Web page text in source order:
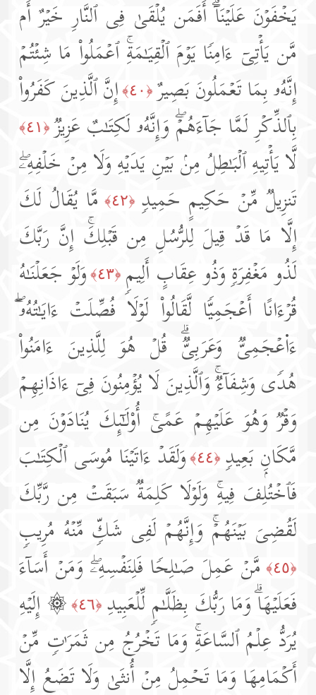
یَخۡفَوۡنَ عَلَیۡنَاۤۗ أَفَمَن یُلۡقَىٰ فِی ٱلنَّارِ خَیۡرٌ أَم
مَّن یَأۡتِیۤ ءَامِنࣰا یَوۡمَ ٱلۡقِیَـٰمَةِۚ ٱعۡمَلُوا۟ مَا شِئۡتُمۡ
إِنَّهُۥ بِمَا تَعۡمَلُونَ بَصِیرٌ ﴿٤٠﴾
إِنَّ ٱلَّذِینَ كَفَرُوا۟
بِٱلذِّكۡرِ لَمَّا جَاۤءَهُمۡۖ وَإِنَّهُۥ لَكِتَـٰبٌ عَزِیزࣱ ﴿٤١﴾
لَّا یَأۡتِیهِ ٱلۡبَـٰطِلُ مِنۢ بَیۡنِ یَدَیۡهِ وَلَا مِنۡ خَلۡفِهِۦۖ
تَنزِیلࣱ مِّنۡ حَكِیمٍ حَمِیدࣲ ﴿٤٢﴾
مَّا یُقَالُ لَكَ
إِلَّا مَا قَدۡ قِیلَ لِلرُّسُلِ مِن قَبۡلِكَۚ إِنَّ رَبَّكَ
لَذُو مَغۡفِرَةࣲ وَذُو عِقَابٍ أَلِیمࣲ ﴿٤٣﴾
وَلَوۡ جَعَلۡنَـٰهُ
قُرۡءَانًا أَعۡجَمِیࣰّا لَّقَالُوا۟ لَوۡلَا فُصِّلَتۡ ءَایَـٰتُهُۥۤۖ
ءَا۬عۡجَمِیࣱّ وَعَرَبِیࣱّۗ قُلۡ هُوَ لِلَّذِینَ ءَامَنُوا۟
هُدࣰى وَشِفَاۤءࣱۚ وَٱلَّذِینَ لَا یُؤۡمِنُونَ فِیۤ ءَاذَانِهِمۡ
وَقۡرࣱ وَهُوَ عَلَیۡهِمۡ عَمًىۚ أُو۟لَـٰۤىِٕكَ یُنَادَوۡنَ مِن
مَّكَانِۭ بَعِیدࣲ ﴿٤٤﴾
وَلَقَدۡ ءَاتَیۡنَا مُوسَى ٱلۡكِتَـٰبَ
فَٱخۡتُلِفَ فِیهِۚ وَلَوۡلَا كَلِمَةࣱ سَبَقَتۡ مِن رَّبِّكَ
لَقُضِیَ بَیۡنَهُمۡۚ وَإِنَّهُمۡ لَفِی شَكࣲّ مِّنۡهُ مُرِیبࣲ
﴿٤٥﴾
مَّنۡ عَمِلَ صَـٰلِحࣰا فَلِنَفۡسِهِۦۖ وَمَنۡ أَسَاۤءَ
فَعَلَیۡهَاۗ وَمَا رَبُّكَ بِظَلَّـٰمࣲ لِّلۡعَبِیدِ ﴿٤٦﴾
۞ إِلَیۡهِ
یُرَدُّ عِلۡمُ ٱلسَّاعَةِۚ وَمَا تَخۡرُجُ مِن ثَمَرَ ٰ⁠تࣲ مِّنۡ
أَكۡمَامِهَا وَمَا تَحۡمِلُ مِنۡ أُنثَىٰ وَلَا تَضَعُ إِلَّا